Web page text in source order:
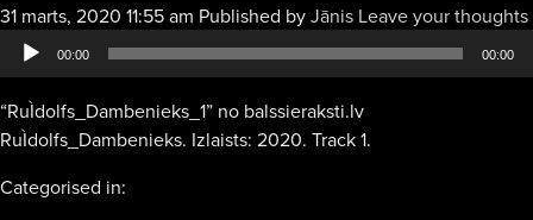
31 marts, 2020 11:55 am Published byJānis Leave your thoughts
00:00 00:00
“RuÌdolfs_Dambenieks_1” no balssieraksti.lv
RuÌdolfs_Dambenieks. Izlaists: 2020. Track 1.
Categorised in: